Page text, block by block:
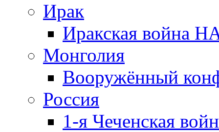
Ирак
Иракская война
Монголия
Вооружённый
Россия
1-я Чеченская